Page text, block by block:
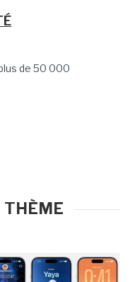
de 50 000
THÈME